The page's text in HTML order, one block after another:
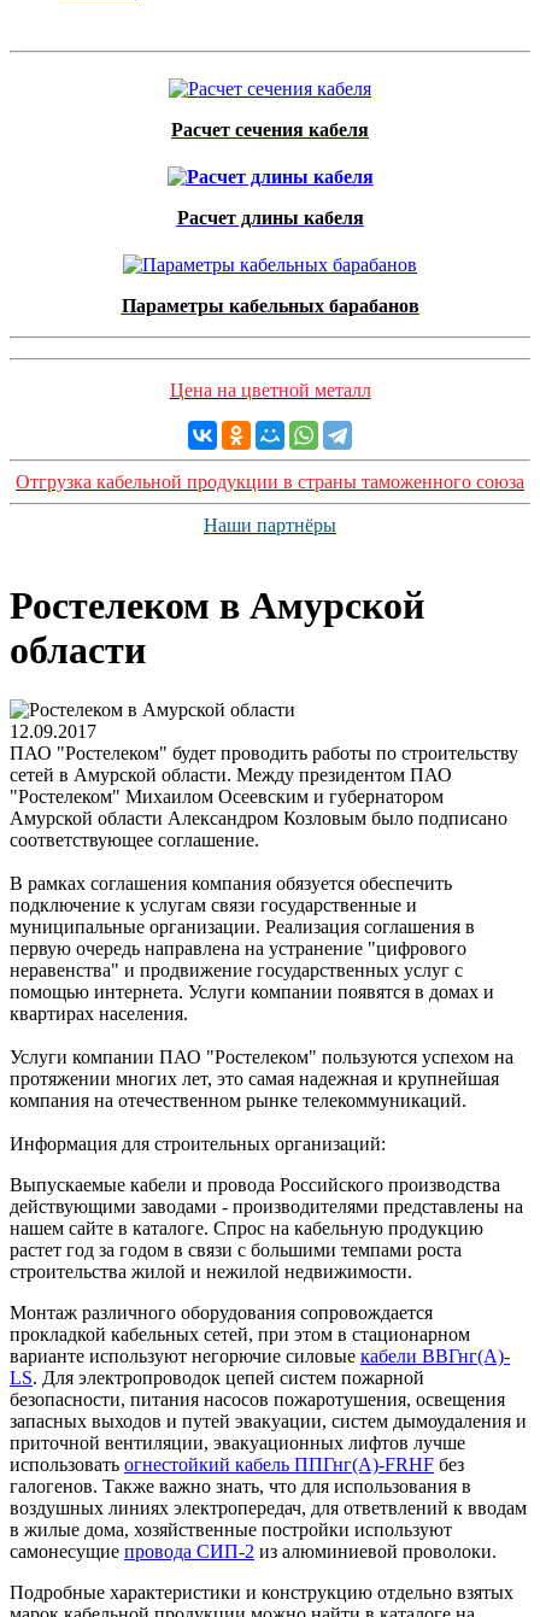
Расчет сечения кабеля
Расчет длины кабеля
Параметры кабельных барабанов
Цена на цветной металл
Отгрузка кабельной продукции в страны таможенного союза
Наши партнёры
Ростелеком в Амурской
области
12.09.2017
ПАО "Ростелеком" будет проводить работы по строительству
сетей в Амурской области. Между президентом ПАО
"Ростелеком" Михаилом Осеевским и губернатором
Амурской области Александром Козловым было подписано
соответствующее соглашение.
В рамках соглашения компания обязуется обеспечить
подключение к услугам связи государственные и
муниципальные организации. Реализация соглашения в
первую очередь направлена на устранение "цифрового
неравенства" и продвижение государственных услуг с
помощью интернета. Услуги компании появятся в домах и
квартирах населения.
Услуги компании ПАО "Ростелеком" пользуются успехом на
протяжении многих лет, это самая надежная и крупнейшая
компания на отечественном рынке телекоммуникаций.
Информация для строительных организаций:
Выпускаемые кабели и провода Российского производства
действующими заводами - производителями представлены на
нашем сайте в каталоге. Спрос на кабельную продукцию
растет год за годом в связи с большими темпами роста
строительства жилой и нежилой недвижимости.
Монтаж различного оборудования сопровождается
прокладкой кабельных сетей, при этом в стационарном
варианте используют негорючие силовые кабели ВВГнг(А)-
LS. Для электропроводок цепей систем пожарной
безопасности, питания насосов пожаротушения, освещения
запасных выходов и путей эвакуации, систем дымоудаления и
приточной вентиляции, эвакуационных лифтов лучше
использовать огнестойкий кабель ППГнг(А)-FRHF без
галогенов. Также важно знать, что для использования в
воздушных линиях электропередач, для ответвлений к вводам
в жилые дома, хозяйственные постройки используют
самонесущие провода СИП-2 из алюминиевой проволоки.
Подробные характеристики и конструкцию отдельно взятых